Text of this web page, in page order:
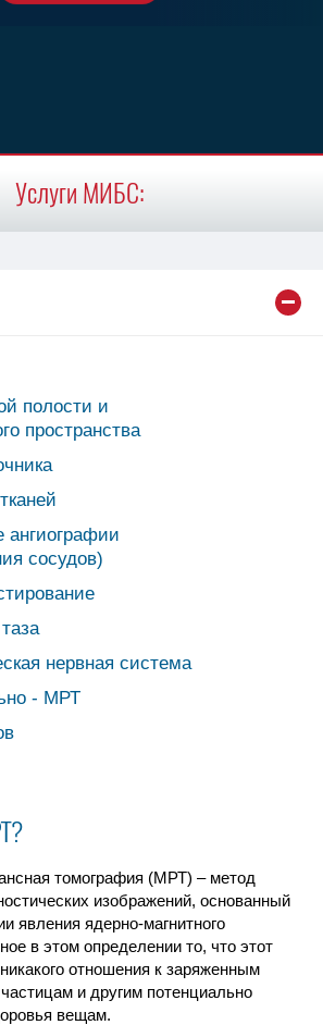
Услуги МИБС:
полости и
пространства
ангиографии
сосудов)
нервная система
- МРТ
томография (МРТ) – метод
изображений, основанный
явления ядерно-магнитного
в этом определении то, что этот
отношения к заряженным
и другим потенциально
вещам.